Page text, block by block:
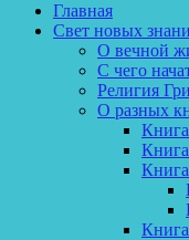
Главная
Свет новых
О вечной
С чего
Религия
О разных